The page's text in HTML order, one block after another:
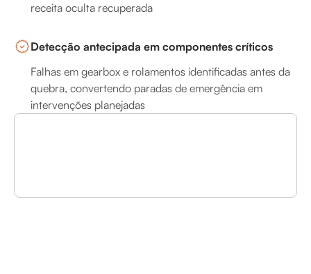
receita oculta recuperada
Detecção antecipada em componentes críticos
Falhas em gearbox e rolamentos identificadas antes da
quebra, convertendo paradas de emergência em
intervenções planejadas